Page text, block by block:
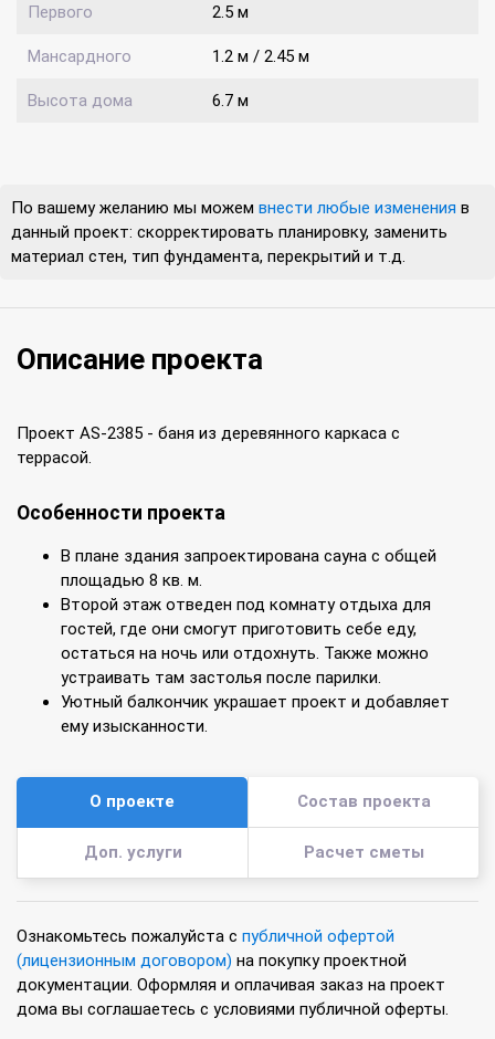
Первого 2.5 м
Мансардного 1.2 м / 2.45 м
Высота дома 6.7 м
По вашему желанию мы можем внести любые изменения в
данный проект: скорректировать планировку, заменить
материал стен, тип фундамента, перекрытий и т.д.
Описание проекта
Проект AS-2385 - баня из деревянного каркаса с
террасой.
Особенности проекта
В плане здания запроектирована сауна с общей
площадью 8 кв. м.
Второй этаж отведен под комнату отдыха для
гостей, где они смогут приготовить себе еду,
остаться на ночь или отдохнуть. Также можно
устраивать там застолья после парилки.
Уютный балкончик украшает проект и добавляет
ему изысканности.
О проекте Состав проекта
Доп. услуги Расчет сметы
Ознакомьтесь пожалуйста с публичной офертой
(лицензионным договором) на покупку проектной
документации. Оформляя и оплачивая заказ на проект
дома вы соглашаетесь с условиями публичной оферты.